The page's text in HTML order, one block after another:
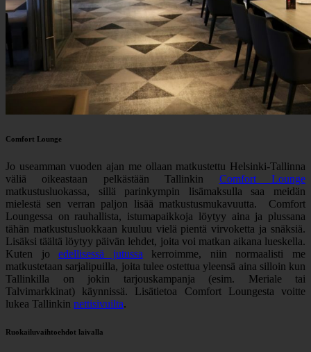
Comfort Lounge
Jo useamman vuoden ajan me ollaan matkustettu Helsinki-Tallinna
väliä oikeastaan pelkästään Tallinkin Comfort Lounge
matkustusluokassa, sillä parinkympin lisämaksulla saa meidän
mielestä sen verran paljon lisää matkustusmukavuutta. Comfort
Loungessa on rauhallista, istumapaikkoja löytyy aina ja plussana
tähän matkustusluokkaan kuuluu vielä pientä virvoketta ja snäksiä.
Lisäksi täältä löytyy päivän lehdet, joita voi matkan aikana lueskella.
Kuten joedellisessä jutussa kerroimme, niin normaalisti me
matkustetaan sarjalipuilla, joita tulee ostettua yleensä aina silloin kun
Tallinkilla on jokin tarjouskampanja (esim. Meriale tai
Talvimarkkinat) käynnissä. Lisätietoa Comfort Loungesta voitte
lukea Tallinkin nettisivuilta.
Ruokailuvaihtoehdot laivalla